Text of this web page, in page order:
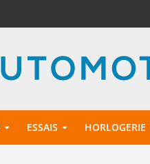
ESSAIS HORLOGERIE